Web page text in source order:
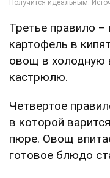
Третье правило –
картофель в
овощ в холодную
кастрюлю.
Четвертое
в которой
пюре. Овощ
готовое блюдо